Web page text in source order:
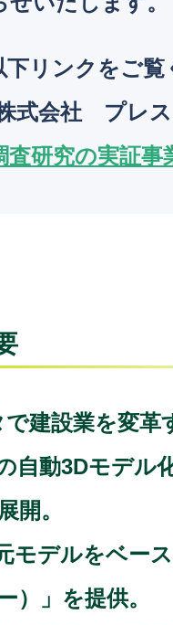
リンクをご覧
式会社 プレス
査研究の実証事
建設業を変革
自動3Dモデル
開。
モデルをベー
）」を提供。